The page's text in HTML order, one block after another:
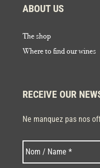
ABOUT US
The shop
Where to find our wines
RECEIVE OUR
Ne manquez pas nos
Nom *